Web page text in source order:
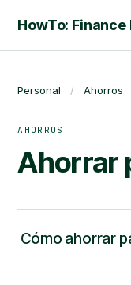
HowTo: Finance
Personal / Ahorros
AHORROS
Ahorrar
Cómo ahorrar